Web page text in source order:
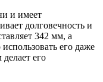
и имеет
долговечность и
342 мм, а
его даже
его